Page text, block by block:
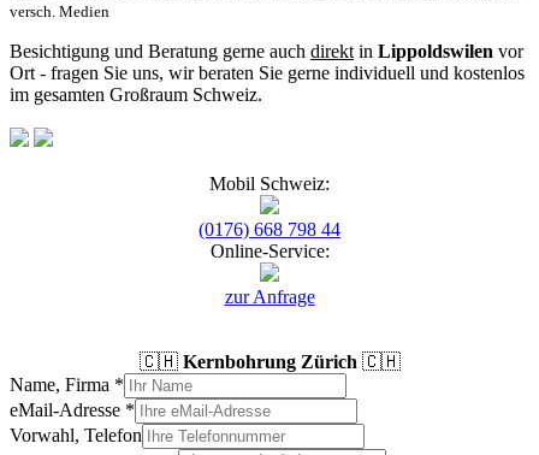
versch. Medien
Besichtigung und Beratung gerne auch direkt in Lippoldswilen vor
Ort - fragen Sie uns, wir beraten Sie gerne individuell und kostenlos
im gesamten Großraum Schweiz.
Mobil Schweiz:
(0176) 668 798 44
Online-Service:
zur Anfrage
🇨🇭 Kernbohrung Zürich 🇨🇭
Name, Firma *
eMail-Adresse *
Vorwahl, Telefon